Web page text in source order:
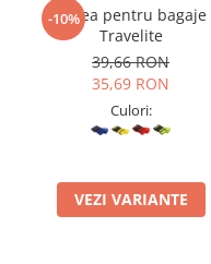
-10%
Curea pentru bagaje
Travelite
39,66 RON
35,69 RON
Culori:
VEZI VARIANTE